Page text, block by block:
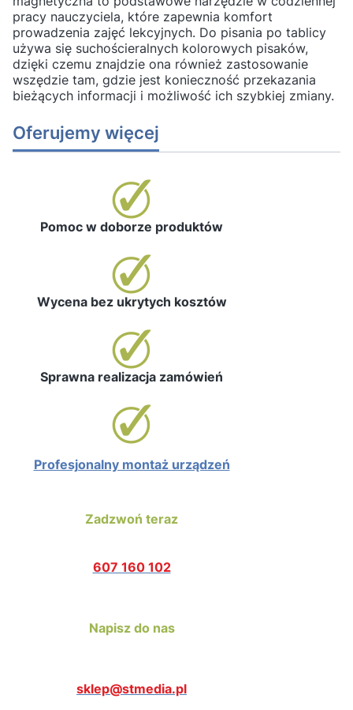
pracy nauczyciela, które zapewnia komfort
prowadzenia zajęć lekcyjnych. Do pisania po tablicy
używa się suchościeralnych kolorowych pisaków,
dzięki czemu znajdzie ona również zastosowanie
wszędzie tam, gdzie jest konieczność przekazania
bieżących informacji i możliwość ich szybkiej zmiany.
Oferujemy więcej
Pomoc w doborze produktów
Wycena bez ukrytych kosztów
Sprawna realizacja zamówień
Profesjonalny montaż urządzeń
Zadzwoń teraz
607 160 102
Napisz do nas
sklep@stmedia.pl